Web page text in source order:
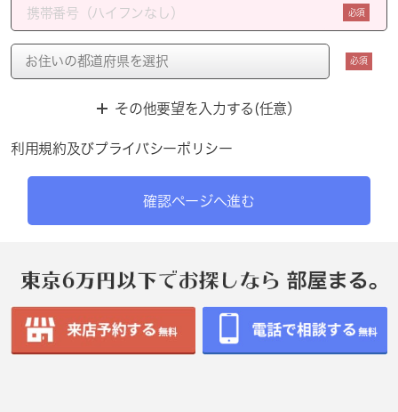
必須
必須
その他要望を入力する(任意）
利用規約及びプライバシーポリシー
確認ページへ進む